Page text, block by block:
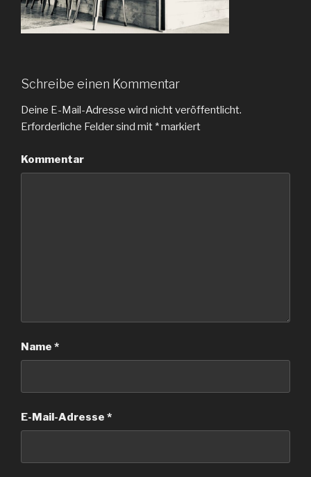
Schreibe einen Kommentar
Deine E-Mail-Adresse wird nicht veröffentlicht.
Erforderliche Felder sind mit *markiert
Kommentar
Name *
E-Mail-Adresse *